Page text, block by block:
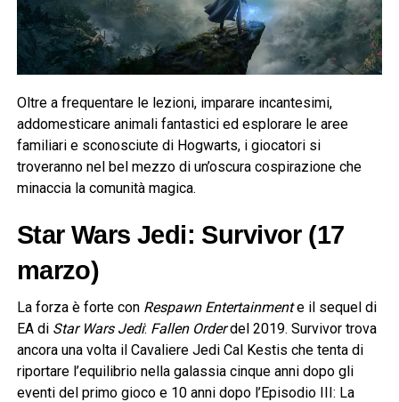
Oltre a frequentare le lezioni, imparare incantesimi,
addomesticare animali fantastici ed esplorare le aree
familiari e sconosciute di Hogwarts, i giocatori si
troveranno nel bel mezzo di un’oscura cospirazione che
minaccia la comunità magica.
Star Wars Jedi: Survivor (17
marzo)
La forza è forte con Respawn Entertainmente il sequel di
EA di Star Wars Jedi: Fallen Orderdel 2019. Survivor trova
ancora una volta il Cavaliere Jedi Cal Kestis che tenta di
riportare l’equilibrio nella galassia cinque anni dopo gli
eventi del primo gioco e 10 anni dopo l’Episodio III: La